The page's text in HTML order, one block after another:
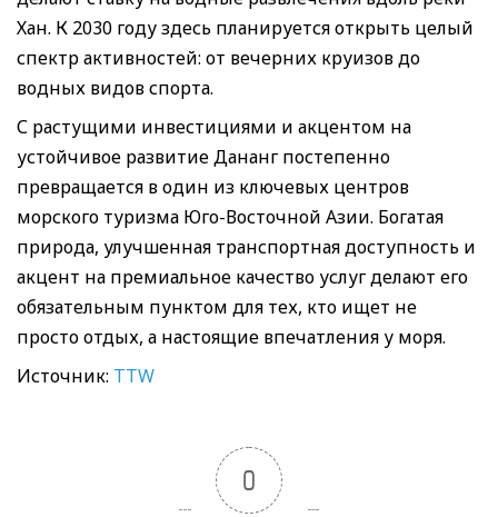
Хан. К 2030 году здесь планируется открыть целый
спектр активностей: от вечерних круизов до
водных видов спорта.
С растущими инвестициями и акцентом на
устойчивое развитие Дананг постепенно
превращается в один из ключевых центров
морского туризма Юго-Восточной Азии. Богатая
природа, улучшенная транспортная доступность и
акцент на премиальное качество услуг делают его
обязательным пунктом для тех, кто ищет не
просто отдых, а настоящие впечатления у моря.
Источник: TTW
0